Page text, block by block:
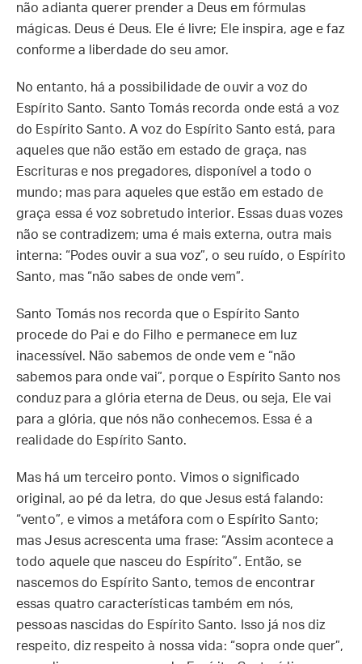
não adianta querer prender a Deus em fórmulas
mágicas. Deus é Deus. Ele é livre; Ele inspira, age e faz
conforme a liberdade do seu amor.
No entanto, há a possibilidade de ouvir a voz do
Espírito Santo. Santo Tomás recorda onde está a voz
do Espírito Santo. A voz do Espírito Santo está, para
aqueles que não estão em estado de graça, nas
Escrituras e nos pregadores, disponível a todo o
mundo; mas para aqueles que estão em estado de
graça essa é voz sobretudo interior. Essas duas vozes
não se contradizem; uma é mais externa, outra mais
interna: “Podes ouvir a sua voz”, o seu ruído, o Espírito
Santo, mas “não sabes de onde vem”.
Santo Tomás nos recorda que o Espírito Santo
procede do Pai e do Filho e permanece em luz
inacessível. Não sabemos de onde vem e “não
sabemos para onde vai”, porque o Espírito Santo nos
conduz para a glória eterna de Deus, ou seja, Ele vai
para a glória, que nós não conhecemos. Essa é a
realidade do Espírito Santo.
Mas há um terceiro ponto. Vimos o significado
original, ao pé da letra, do que Jesus está falando:
“vento”, e vimos a metáfora com o Espírito Santo;
mas Jesus acrescenta uma frase: “Assim acontece a
todo aquele que nasceu do Espírito”. Então, se
nascemos do Espírito Santo, temos de encontrar
essas quatro características também em nós,
pessoas nascidas do Espírito Santo. Isso já nos diz
respeito, diz respeito à nossa vida: “sopra onde quer”,